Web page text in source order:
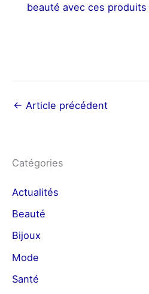
beauté avec ces
← Article précédent
Catégories
Actualités
Beauté
Bijoux
Mode
Santé